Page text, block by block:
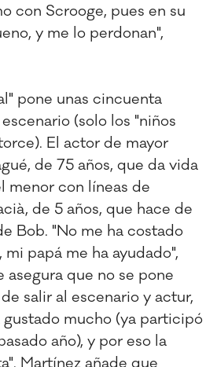
con Scrooge, pues en su
y me lo perdonan",
pone unas cincuenta
(solo los "niños
El actor de mayor
de 75 años, que da vida
menor con líneas de
de 5 años, que hace de
Bob. "No me ha costado
papá me ha ayudado",
que no se pone
salir al escenario y actur,
mucho (ya participó
año), y por eso la